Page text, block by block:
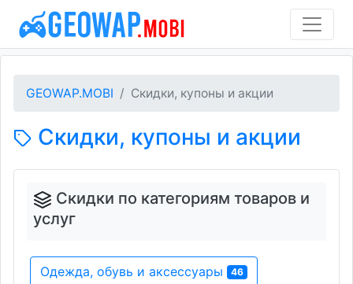
GEOWAP.MOBI Скидки, купоны и акции
Скидки, купоны и акции
Скидки по категориям товаров и
услуг
Одежда, обувь и аксессуары 46